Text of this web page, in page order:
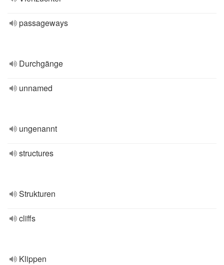
passageways
Durchgänge
unnamed
ungenannt
structures
Strukturen
cliffs
Klippen